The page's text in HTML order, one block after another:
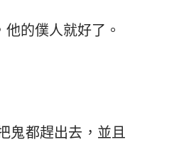
的僕人就好了。
鬼都趕出去，並且